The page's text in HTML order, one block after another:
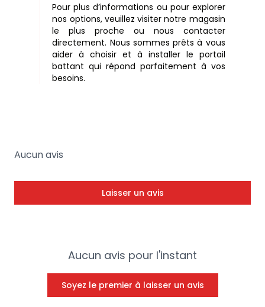
Pour plus d’informations ou pour explorer
nos options, veuillez visiter notre magasin
le plus proche ou nous contacter
directement. Nous sommes prêts à vous
aider à choisir et à installer le portail
battant qui répond parfaitement à vos
besoins.
Aucun avis pour l'instant
Soyez le premier à laisser un avis
Aucun avis
Laisser un avis